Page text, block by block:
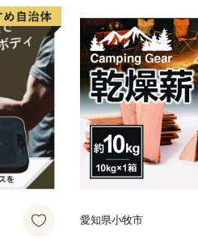
愛知県小牧市